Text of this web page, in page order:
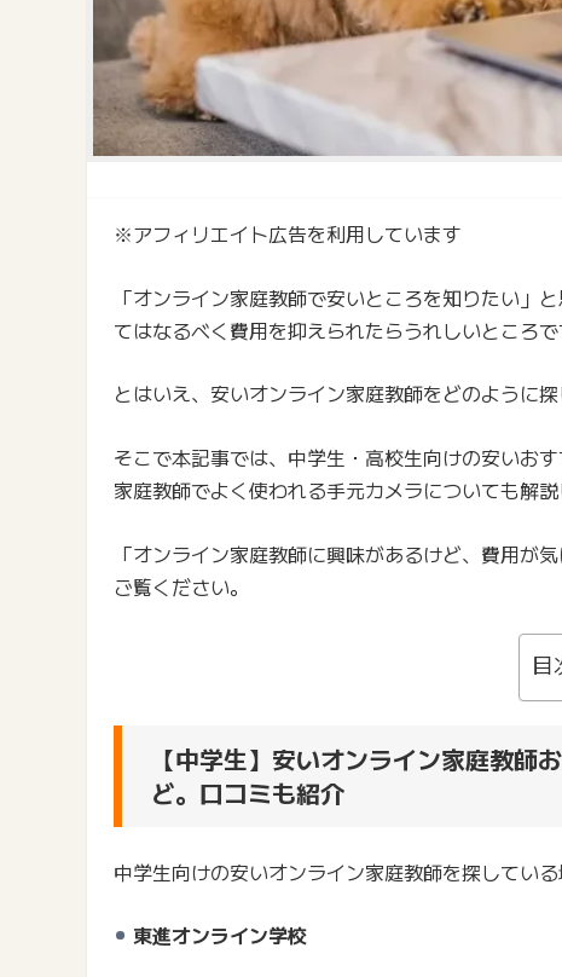
※アフィリエイト広告を利用しています
「オンライン家庭教師で安いところを知りたい」
てはなるべく費用を抑えられたらうれしいところで
とはいえ、安いオンライン家庭教師をどのように
そこで本記事では、中学生・高校生向けの安いお
家庭教師でよく使われる手元カメラについても解説
「オンライン家庭教師に興味があるけど、費用
ご覧ください。
目
【中学生】安いオンライン家庭教師
ど。口コミも紹介
中学生向けの安いオンライン家庭教師を探してい
東進オンライン学校